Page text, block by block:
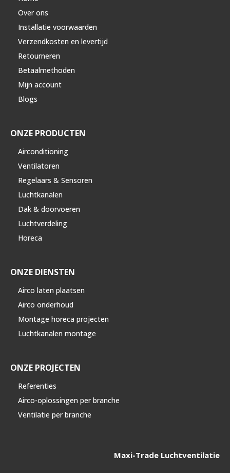
Over ons
Installatie voorwaarden
Verzendkosten en levertijd
Retourneren
Betaalmethoden
Mijn account
Blogs
ONZE PRODUCTEN
Airconditioning
Ventilatoren
Regelaars & Sensoren
Luchtkanalen
Dak & doorvoeren
Luchtverdeling
Horeca
ONZE DIENSTEN
Airco laten plaatsen
Airco onderhoud
Montage horeca projecten
Luchtkanalen montage
ONZE PROJECTEN
Referenties
Airco-oplossingen per branche
Ventilatie per branche
Maxi-Trade Luchtventilatie